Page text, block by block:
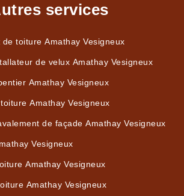
services
de toiture Amathay Vesigneux
de velux Amathay Vesigneux
Amathay Vesigneux
Amathay Vesigneux
de façade Amathay Vesigneux
Vesigneux
Amathay Vesigneux
Amathay Vesigneux